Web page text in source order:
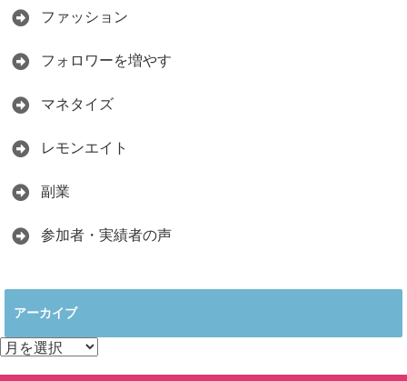
ファッション
フォロワーを増やす
マネタイズ
レモンエイト
副業
参加者・実績者の声
アーカイブ
ア